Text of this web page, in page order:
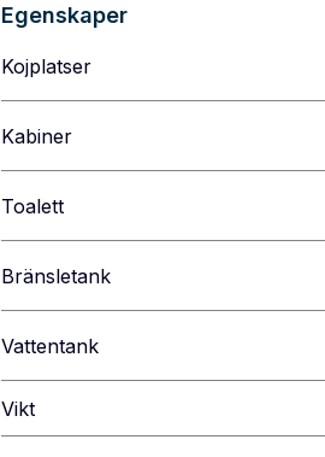
Egenskaper
Kojplatser
Kabiner
Toalett
Bränsletank
Vattentank
Vikt